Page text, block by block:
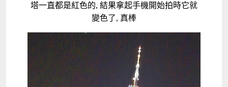
塔一直都是紅色的, 結果拿起手機開始拍時它就
變色了, 真棒